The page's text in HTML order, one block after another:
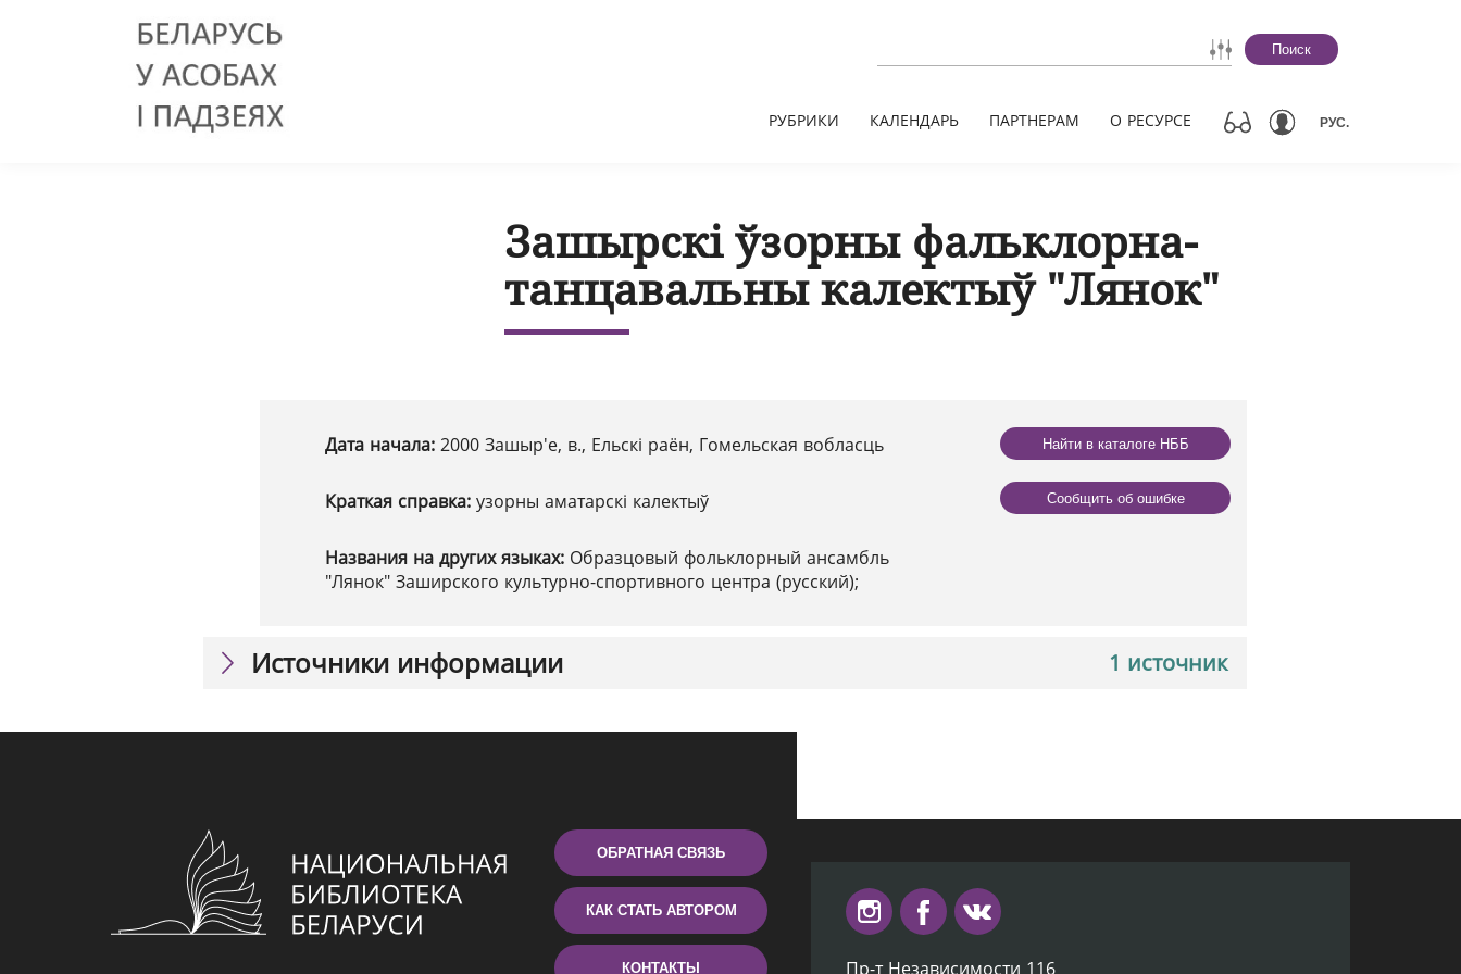
Поиск
РУБРИКИ КАЛЕНДАРЬ ПАРТНЕРАМ О РЕСУРСЕ РУС.
Зашырскі ўзорны фальклорна-
танцавальны калектыў "Лянок"
Дата начала: 2000 Зашыр'е, в., Ельскі раён, Гомельская вобласць
Краткая справка: узорны аматарскі калектыў
Названия на других языках: Образцовый фольклорный ансамбль
"Лянок" Заширского культурно-спортивного центра (русский);
Найти в каталоге НББ
Сообщить об ошибке
1 источник
Источники информации
ОБРАТНАЯ СВЯЗЬ
КАК СТАТЬ АВТОРОМ
КОНТАКТЫ Пр-т Независимости 116